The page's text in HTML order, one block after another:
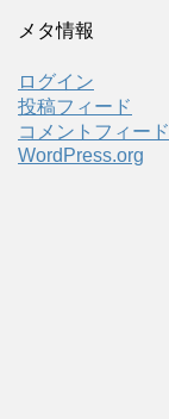
メタ情報
ログイン
投稿フィード
コメントフィード
WordPress.org